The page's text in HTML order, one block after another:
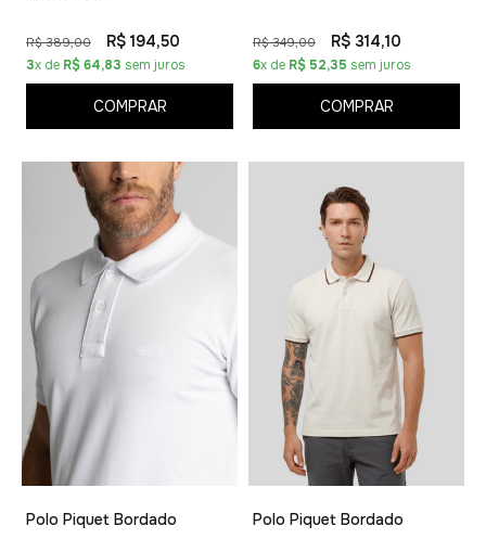
R$ 389,00 R$ 194,50
3x de R$ 64,83 sem juros
COMPRAR
R$ 349,00 R$ 314,10
6x de R$ 52,35 sem juros
COMPRAR
Polo Piquet Bordado Polo Piquet Bordado